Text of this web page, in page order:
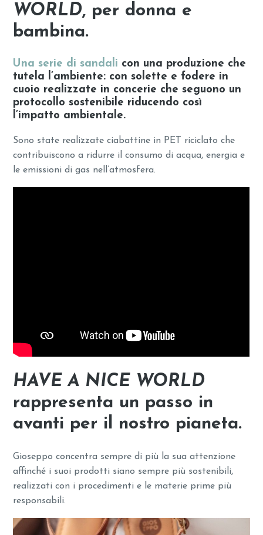
WORLD, per donna e
bambina.
Una serie di sandali con una produzione che
tutela l’ambiente: con solette e fodere in
cuoio realizzate in concerie che seguono un
protocollo sostenibile riducendo così
l’impatto ambientale.
Sono state realizzate ciabattine in PET riciclato che
contribuiscono a ridurre il consumo di acqua, energia e
le emissioni di gas nell’atmosfera.
HAVE A NICE WORLD
rappresenta un passo in
avanti per il nostro pianeta.
Gioseppo concentra sempre di più la sua attenzione
affinché i suoi prodotti siano sempre più sostenibili,
realizzati con i procedimenti e le materie prime più
responsabili.